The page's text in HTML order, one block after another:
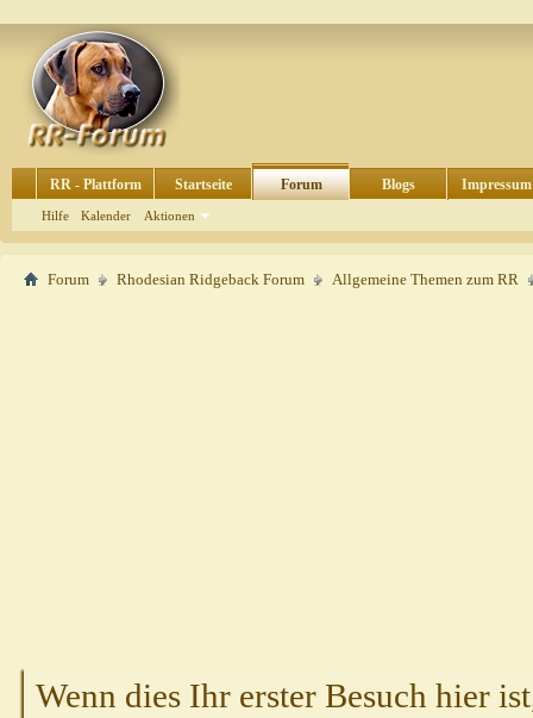
RR - Plattform Startseite Forum
Hilfe Kalender Aktionen
Blogs Impressum
Forum Rhodesian Ridgeback Forum Allgemeine Themen zum RR
Wenn dies Ihr erster Besuch hier